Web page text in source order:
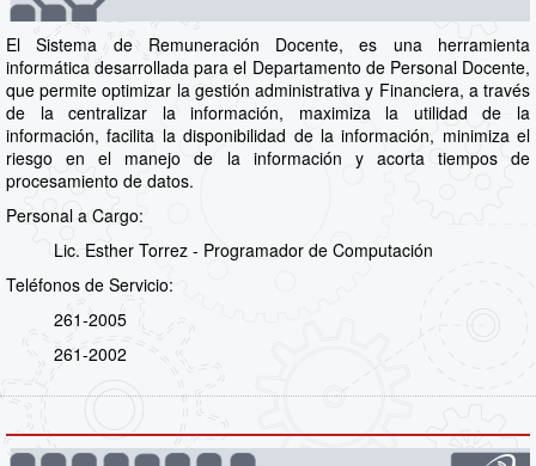
El Sistema de Remuneración Docente, es una herramienta
informática desarrollada para el Departamento de Personal Docente,
que permite optimizar la gestión administrativa y Financiera, a través
de la centralizar la información, maximiza la utilidad de la
información, facilita la disponibilidad de la información, minimiza el
riesgo en el manejo de la información y acorta tiempos de
procesamiento de datos.
Personal a Cargo:
Lic. Esther Torrez - Programador de Computación
Teléfonos de Servicio:
261-2005
261-2002